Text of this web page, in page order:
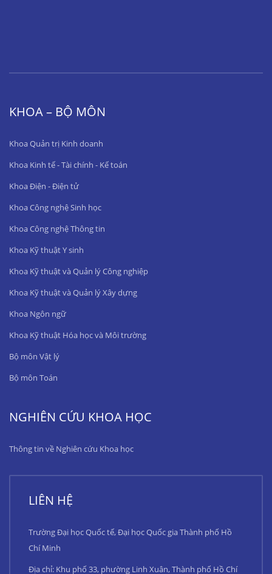
KHOA – BỘ MÔN
Khoa Quản trị Kinh doanh
Khoa Kinh tế - Tài chính - Kế toán
Khoa Điện - Điện tử
Khoa Công nghệ Sinh học
Khoa Công nghệ Thông tin
Khoa Kỹ thuật Y sinh
Khoa Kỹ thuật và Quản lý Công nghiệp
Khoa Kỹ thuật và Quản lý Xây dựng
Khoa Ngôn ngữ
Khoa Kỹ thuật Hóa học và Môi trường
Bộ môn Vật lý
Bộ môn Toán
NGHIÊN CỨU KHOA HỌC
Thông tin về Nghiên cứu Khoa học
LIÊN HỆ
Trường Đại học Quốc tế, Đại học Quốc gia Thành phố Hồ
Chí Minh
Địa chỉ: Khu phố 33, phường Linh Xuân, Thành phố Hồ Chí